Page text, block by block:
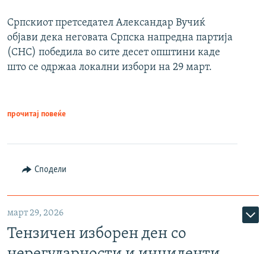
Српскиот претседател Александар Вучиќ
објави дека неговата Српска напредна партија
(СНС) победила во сите десет општини каде
што се одржаа локални избори на 29 март.
прочитај повеќе
Сподели
март 29, 2026
Тензичен изборен ден со